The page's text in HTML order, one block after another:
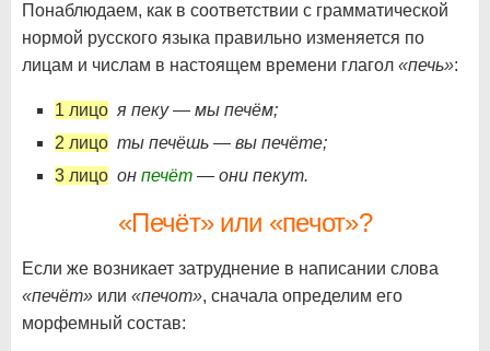
Понаблюдаем, как в соответствии с грамматической
нормой русского языка правильно изменяется по
лицам и числам в настоящем времени глагол «печь»:
1 лицо я пеку — мы печём;
2 лицо ты печёшь — вы печёте;
3 лицо он печёт — они пекут.
«Печёт» или «печот»?
Если же возникает затруднение в написании слова
«печёт» или «печот», сначала определим его
морфемный состав: